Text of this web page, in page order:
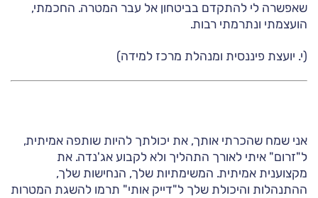
שאפשרה לי להתקדם בביטחון אל עבר המטרה. החכמתי,
הועצמתי ונתרמתי רבות.
(י. יועצת פיננסית ומנהלת מרכז למידה)
אני שמח שהכרתי אותך, את יכולתך להיות שותפה אמיתית,
ל"זרום" איתי לאורך התהליך ולא לקבוע אג'נדה. את
מקצוענית אמיתית. המשימתיות שלך, הנחישות שלך,
ההתנהלות והיכולת שלך ל"דייק אותי" תרמו להשגת המטרות